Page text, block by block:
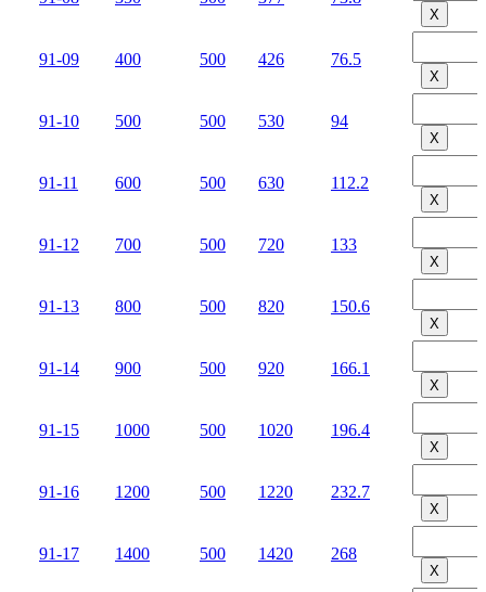
Х
91-09 400 500 426 76.5
Х
91-10 500 500 530 94
Х
91-11 600 500 630 112.2
Х
91-12 700 500 720 133
Х
91-13 800 500 820 150.6
Х
91-14 900 500 920 166.1
Х
91-15 1000 500 1020 196.4
Х
91-16 1200 500 1220 232.7
Х
91-17 1400 500 1420 268
Х